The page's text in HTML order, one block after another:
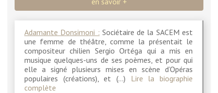
Adamante Donsimoni : Sociétaire de la SACEM est
une femme de théâtre, comme la présentait le
compositeur chilien Sergio Ortéga qui a mis en
musique quelques-uns de ses poèmes, et pour qui
elle a signé plusieurs mises en scène d’Opéras
populaires (créations), et (…) Lire la biographie
complète